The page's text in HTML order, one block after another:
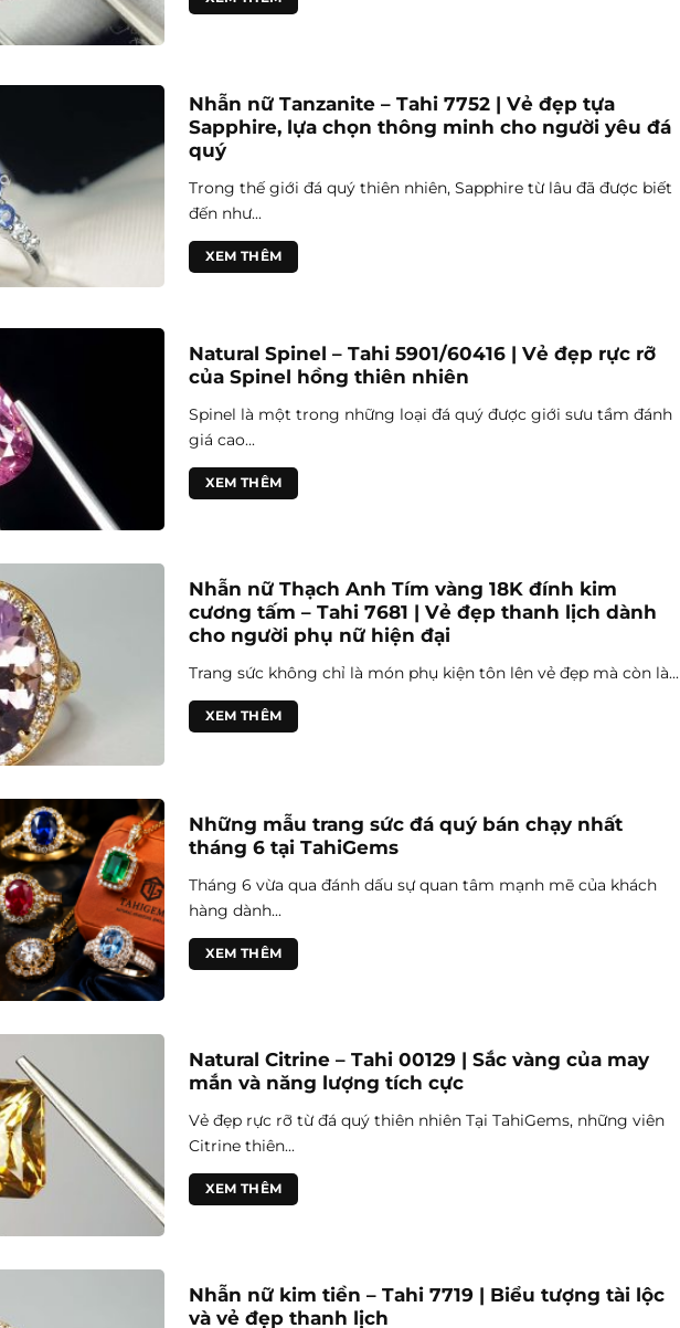
Nhẫn nữ Tanzanite – Tahi 7752 | Vẻ đẹp tựa
Sapphire, lựa chọn thông minh cho người yêu đá
quý
Trong thế giới đá quý thiên nhiên, Sapphire từ lâu đã được biết
đến như...
XEM THÊM
Natural Spinel – Tahi 5901/60416 | Vẻ đẹp rực rỡ
của Spinel hồng thiên nhiên
Spinel là một trong những loại đá quý được giới sưu tầm đánh
giá cao...
XEM THÊM
Nhẫn nữ Thạch Anh Tím vàng 18K đính kim
cương tấm – Tahi 7681 | Vẻ đẹp thanh lịch dành
cho người phụ nữ hiện đại
Trang sức không chỉ là món phụ kiện tôn lên vẻ đẹp mà còn là...
XEM THÊM
Những mẫu trang sức đá quý bán chạy nhất
tháng 6 tại TahiGems
Tháng 6 vừa qua đánh dấu sự quan tâm mạnh mẽ của khách
hàng dành...
XEM THÊM
Natural Citrine – Tahi 00129 | Sắc vàng của may
mắn và năng lượng tích cực
Vẻ đẹp rực rỡ từ đá quý thiên nhiên Tại TahiGems, những viên
Citrine thiên...
XEM THÊM
Nhẫn nữ kim tiền – Tahi 7719 | Biểu tượng tài lộc
và vẻ đẹp thanh lịch